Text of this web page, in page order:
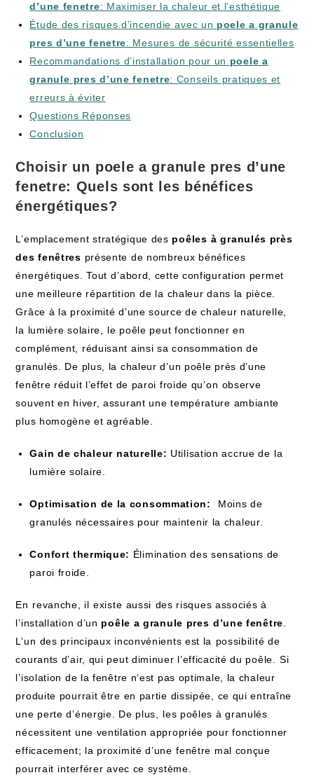
d’une fenetre:​ Maximiser la chaleur et l’esthétique
Étude des risques d’incendie⁢ avec un poele a granule‌
pres d’une fenetre: Mesures⁣ de sécurité essentielles
Recommandations​ d’installation pour un poele a
granule ⁤pres d’une fenetre:‌ Conseils ⁣pratiques et‌
erreurs à éviter
Questions Réponses
Conclusion
Choisir un⁤ poele a granule ​pres d’une
fenetre: Quels sont les‌ bénéfices
‍énergétiques?
L’emplacement stratégique des poêles ⁢à granulés près⁣
des fenêtres présente de nombreux bénéfices
énergétiques. Tout ⁤d’abord, cette configuration permet⁢
une ‌meilleure répartition⁣ de​ la chaleur dans la pièce.
Grâce à la proximité d’une source ‌de chaleur naturelle,
la lumière solaire,⁣ le poêle peut fonctionner en
complément, réduisant ainsi sa consommation de
granulés. De plus, ‍la chaleur ​d’un poêle près d’une
fenêtre réduit l’effet de paroi froide qu’on⁢ observe
souvent en hiver, assurant une température ambiante
plus homogène et agréable.
Gain de ‍chaleur⁤ naturelle: Utilisation accrue de⁢ la
lumière solaire.
Optimisation de la consommation:
⁣ Moins de
granulés nécessaires pour ‌maintenir la chaleur.
Confort thermique: Élimination des sensations de
‍paroi froide.
En ⁣revanche, il⁣ existe⁣ aussi⁤ des risques associés à
l’installation d’un poêle a granule pres ⁣d’une fenêtre
L’un ⁢des principaux inconvénients ‌est la⁣ possibilité de
courants d’air, qui peut diminuer l’efficacité du poêle. ⁣Si
l’isolation​ de la fenêtre ‍n’est pas optimale,‌ la chaleur
produite pourrait être en‍ partie dissipée, ce qui entraîne
une perte d’énergie. De plus,⁢ les poêles à granulés
nécessitent une ventilation appropriée pour fonctionner
efficacement; la proximité d’une⁢ fenêtre mal conçue
pourrait ⁢interférer avec ce système.